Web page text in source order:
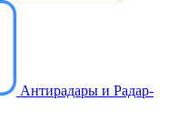
Антирадары и Радар-